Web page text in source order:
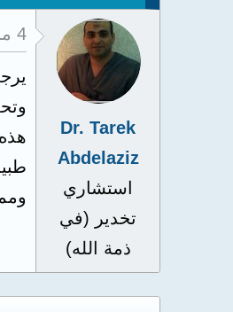
Dr. Tarek
Abdelaziz
استشاري
تخدير (في
ذمة الله)
4 مايو 2020